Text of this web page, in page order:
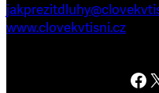
www.clovekvtisni.cz
Člověk v tísni na Facebooku Člověk v tísni na platformě X